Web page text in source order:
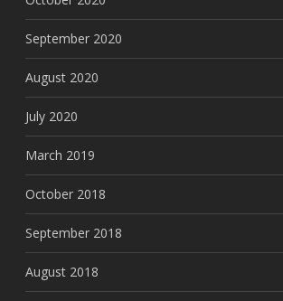
September 2020
August 2020
July 2020
March 2019
October 2018
September 2018
August 2018